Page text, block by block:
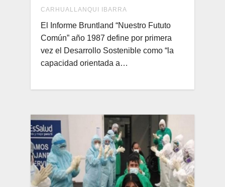
CARHUALLANQUI IBARRA
El Informe Bruntland “Nuestro Fututo
Común” año 1987 define por primera
vez el Desarrollo Sostenible como “la
capacidad orientada a…